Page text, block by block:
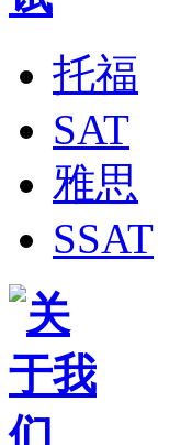
托福
SAT
雅思
SSAT